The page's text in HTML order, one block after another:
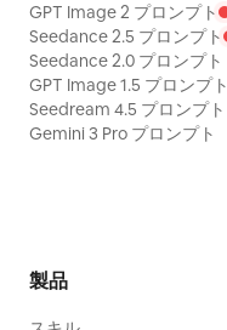
GPT Image 2 プロンプト
Seedance 2.5 プロンプト
Seedance 2.0 プロンプト
GPT Image 1.5 プロンプト
Seedream 4.5 プロンプト
Gemini 3 Pro プロンプト
製品